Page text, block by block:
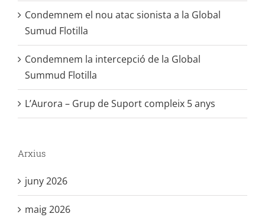
Condemnem el nou atac sionista a la Global
Sumud Flotilla
Condemnem la intercepció de la Global
Summud Flotilla
L’Aurora – Grup de Suport compleix 5 anys
Arxius
juny 2026
maig 2026